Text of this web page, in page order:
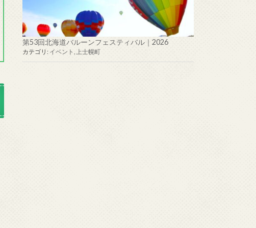
第53回北海道バルーンフェスティバル｜2026
カテゴリ: イベント 上士幌町